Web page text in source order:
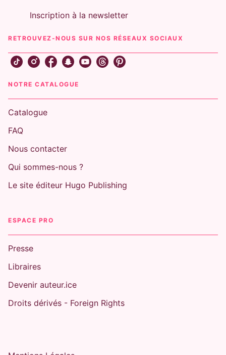
Inscription à la newsletter
RETROUVEZ-NOUS SUR NOS RÉSEAUX SOCIAUX
NOTRE CATALOGUE
Catalogue
FAQ
Nous contacter
Qui sommes-nous ?
Le site éditeur Hugo Publishing
ESPACE PRO
Presse
Libraires
Devenir auteur.ice
Droits dérivés - Foreign Rights